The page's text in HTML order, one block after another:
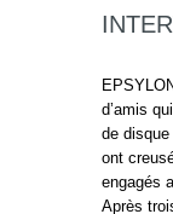
d’amis
de
ont
engagés
Après